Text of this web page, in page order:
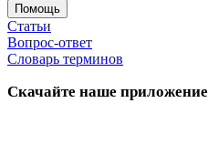
Помощь
Статьи
Вопрос-ответ
Словарь терминов
Скачайте наше приложение